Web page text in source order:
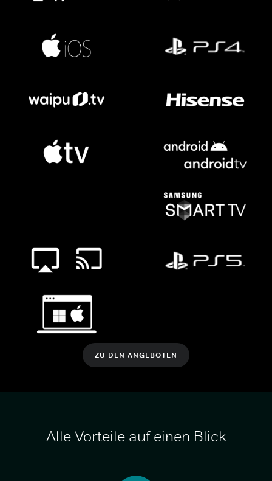
ZU DEN ANGEBOTEN
Alle Vorteile auf einen Blick